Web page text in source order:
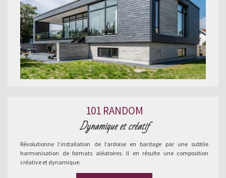
101 RANDOM
Dynamique et créatif
Révolutionne l’installation de l’ardoise en bardage par une subtile
harmonisation de formats aléatoires. Il en résulte une composition
créative et dynamique.